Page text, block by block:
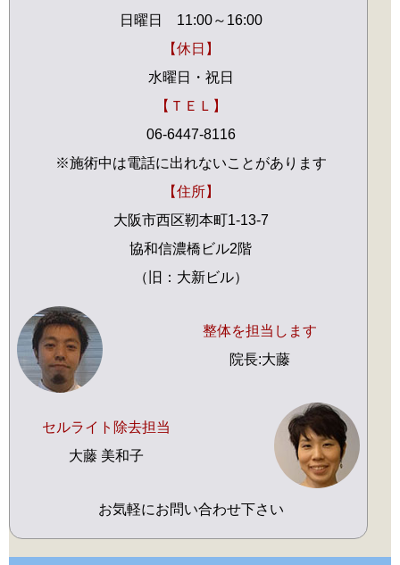
日曜日 11:00～16:00
【休日】
水曜日・祝日
【ＴＥＬ】
06-6447-8116
※施術中は電話に出れないことがあります
【住所】
大阪市西区靭本町1-13-7
協和信濃橋ビル2階
（旧：大新ビル）
整体を担当します
院長:大藤
セルライト除去担当
大藤 美和子
お気軽にお問い合わせ下さい